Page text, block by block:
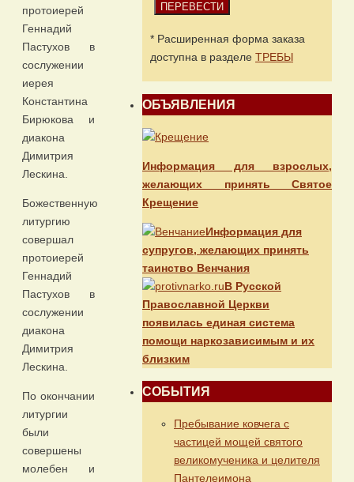
протоиерей
Геннадий
Пастухов в
сослужении
иерея
Константина
Бирюкова и
диакона
Димитрия
Лескина.
Божественную
литургию
совершал
протоиерей
Геннадий
Пастухов в
сослужении
диакона
Димитрия
Лескина.
По окончании
литургии
были
совершены
молебен и
* Расширенная форма заказа
доступна в разделе ТРЕБЫ
ОБЪЯВЛЕНИЯ
Информация для взрослых,
желающих принять Святое
Крещение
Информация для
супругов, желающих принять
таинство Венчания
В Русской
Православной Церкви
появилась единая система
помощи наркозависимым и их
близким
СОБЫТИЯ
Пребывание ковчега с
частицей мощей святого
великомученика и целителя
Пантелеимона